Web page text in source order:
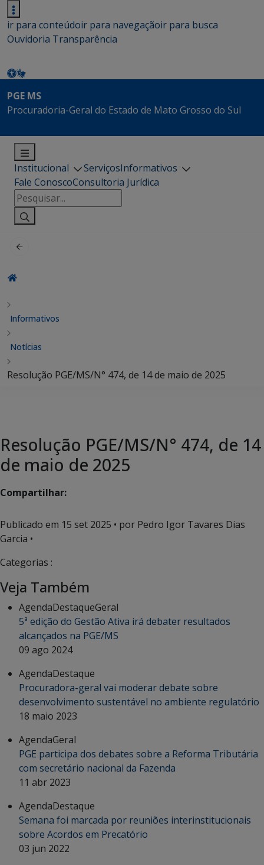
ir para conteúdoir para navegaçãoir para busca
Ouvidoria Transparência
PGE MS
Procuradoria-Geral do Estado de Mato Grosso do Sul
Institucional ServiçosInformativos
Fale ConoscoConsultoria Jurídica
Pesquisar
por:
Informativos
Notícias
Resolução PGE/MS/N° 474, de 14 de maio de 2025
Resolução PGE/MS/N° 474, de 14
de maio de 2025
Compartilhar:
Publicado em 15 set 2025 • por Pedro Igor Tavares Dias
Garcia •
Categorias :
Veja Também
AgendaDestaqueGeral
5ª edição do Gestão Ativa irá debater resultados
alcançados na PGE/MS
09 ago 2024
AgendaDestaque
Procuradora-geral vai moderar debate sobre
desenvolvimento sustentável no ambiente regulatório
18 maio 2023
AgendaGeral
PGE participa dos debates sobre a Reforma Tributária
com secretário nacional da Fazenda
11 abr 2023
AgendaDestaque
Semana foi marcada por reuniões interinstitucionais
sobre Acordos em Precatório
03 jun 2022